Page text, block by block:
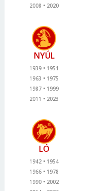
2008
2020
NYÚL
1939
1951
1963
1975
1987
1999
2011
2023
LÓ
1942
1954
1966
1978
1990
2002